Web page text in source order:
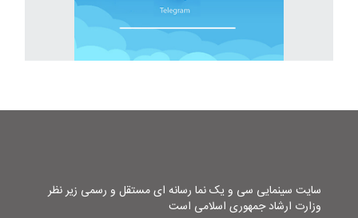
سایت سینمایی سی و یک نما رسانه ای مستقل و رسمی زیر نظر
وزارت ارشاد جمهوری اسلامی است